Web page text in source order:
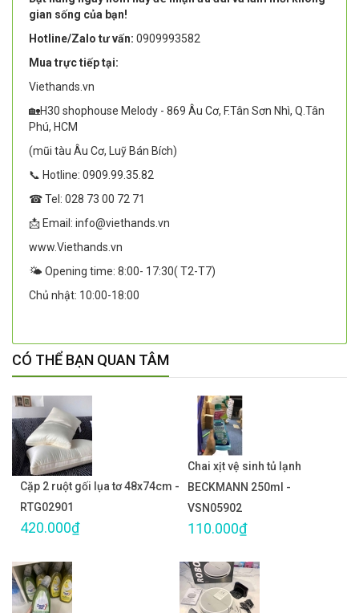
gian sống của bạn!
Hotline/Zalo tư vấn: 0909993582
Mua trực tiếp tại:
Viethands.vn
🏡H30 shophouse Melody - 869 Âu Cơ, F.Tân Sơn Nhì, Q.Tân
Phú, HCM
(mũi tàu Âu Cơ, Luỹ Bán Bích)
📞 Hotline: 0909.99.35.82
☎ Tel: 028 73 00 72 71
📩 Email: info@viethands.vn
www.Viethands.vn
🌤️ Opening time: 8:00- 17:30( T2-T7)
Chủ nhật: 10:00-18:00
CÓ THỂ BẠN QUAN TÂM
Cặp 2 ruột gối lụa tơ 48x74cm -
RTG02901
420.000₫
Chai xịt vệ sinh tủ lạnh
BECKMANN 250ml -
VSN05902
110.000₫